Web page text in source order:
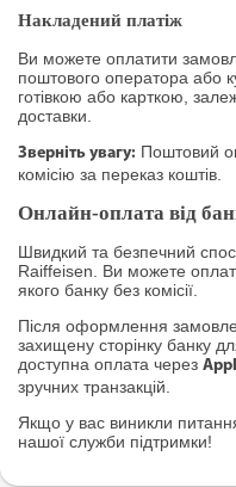
Накладений платіж
Ви можете оплатити
поштового оператора або
готівкою або карткою,
доставки.
Зверніть увагу: Поштовий
комісію за переказ коштів.
Онлайн-оплата від
Швидкий та безпечний
Raiffeisen. Ви можете
якого банку без комісії.
Після оформлення
захищену сторінку банку
доступна оплата через
зручних транзакцій.
Якщо у вас виникли
нашої служби підтримки!